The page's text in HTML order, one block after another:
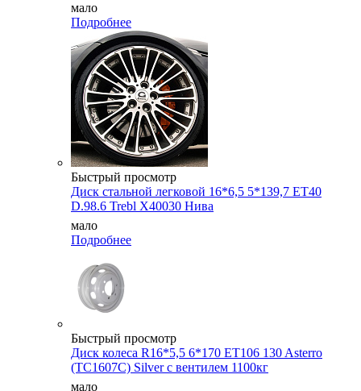
мало
Подробнее
Быстрый просмотр
Диск стальной легковой 16*6,5 5*139,7 ET40
D.98.6 Trebl X40030 Нива
мало
Подробнее
Быстрый просмотр
Диск колеса R16*5,5 6*170 ET106 130 Asterro
(ТС1607С) Silver с вентилем 1100кг
мало